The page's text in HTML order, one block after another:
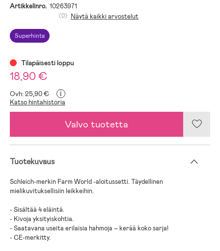
Artikkelinro. 10263971
Superhinta
(0) Näytä kaikki arvostelut
Tilapäisesti loppu
18,90 €
Ovh: 25,90 € i
Katso hintahistoria
Valvo tuotetta
Tuotekuvaus
Schleich-merkin Farm World -aloitussetti. Täydellinen
mielikuvituksellisiin leikkeihin.
- Sisältää 4 eläintä.
- Kivoja yksityiskohtia.
- Saatavana useita erilaisia hahmoja – kerää koko sarja!
- CE-merkitty.